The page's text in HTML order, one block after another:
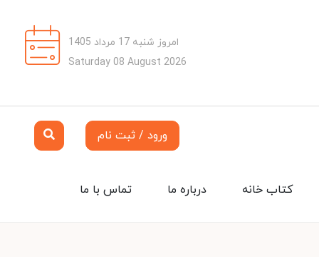
امروز شنبه 17 مرداد 1405
Saturday 08 August 2026
ورود / ثبت نام
تماس با ما درباره ما کتاب خانه